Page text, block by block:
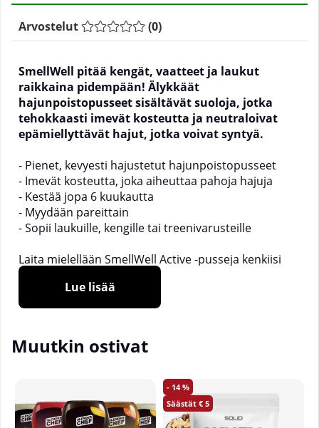
Arvostelut (0)
SmellWell pitää kengät, vaatteet ja laukut
raikkaina pidempään! Älykkäät
hajunpoistopusseet sisältävät suoloja, jotka
tehokkaasti imevät kosteutta ja neutraloivat
epämiellyttävät hajut, jotka voivat syntyä.
- Pienet, kevyesti hajustetut hajunpoistopusseet
- Imevät kosteutta, joka aiheuttaa pahoja hajuja
- Kestää jopa 6 kuukautta
- Myydään pareittain
- Sopii laukuille, kengille tai treenivarusteille
Laita mielellään SmellWell Active -pusseja kenkiisi
illalla, jotta heräät aamulla tuoksuvien kenkien
kanssa. Pussit sopivat yhtä hyvin treenikenkiin kuin
työkengissäsi tai arkikenkiin. Tai mikset laittaisi
vaatteesi pysyvät raikkaina, vaikka olisitkin matkalla?
Pussit eivät sisällä bakteereja tappavia aineita ja ne
ympäristöturvallisuuden suhteen. Kaikki designerit
tuoksuvat yhtä ihanalta.
___________________________
Lue lisää
Muutkin ostivat
14
5